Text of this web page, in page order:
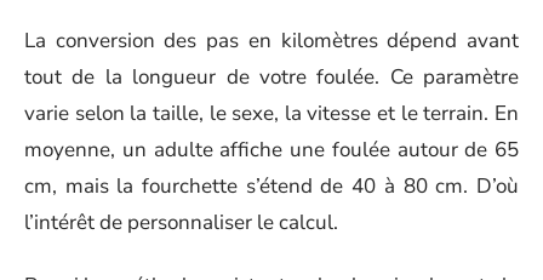
La conversion des pas en kilomètres dépend avant
tout de la longueur de votre foulée. Ce paramètre
varie selon la taille, le sexe, la vitesse et le terrain. En
moyenne, un adulte affiche une foulée autour de 65
cm, mais la fourchette s’étend de 40 à 80 cm. D’où
l’intérêt de personnaliser le calcul.